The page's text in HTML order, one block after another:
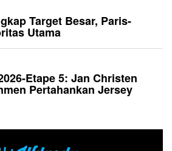
Target Besar, Paris-
Utama
Etape 5: Jan Christen
Pertahankan Jersey